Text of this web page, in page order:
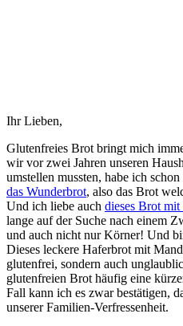
Ihr Lieben,
Glutenfreies Brot bringt mich
wir vor zwei Jahren unseren
umstellen mussten, habe ich
das Wunderbrot, also das Brot
Und ich liebe auch dieses Brot mit
lange auf der Suche nach einem
und auch nicht nur Körner! Und
Dieses leckere Haferbrot mit
glutenfrei, sondern auch
glutenfreien Brot häufig eine
Fall kann ich es zwar bestätigen,
unserer Familien-Verfressenheit.